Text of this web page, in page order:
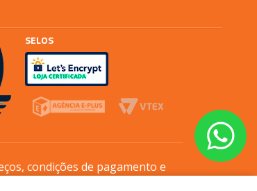
SELOS
condições de pagamento e